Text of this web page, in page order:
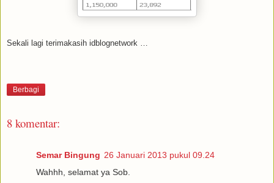
Sekali lagi terimakasih idblognetwork …
Berbagi
8 komentar:
Semar Bingung 26 Januari 2013 pukul 09.24
Wahhh, selamat ya Sob.